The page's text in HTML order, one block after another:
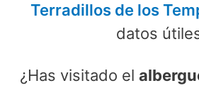
Terradillos de los
datos
¿Has visitado el